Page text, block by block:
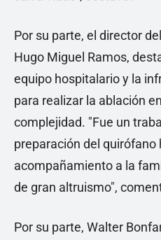
Por su parte, el director
Hugo Miguel Ramos,
equipo hospitalario y la
para realizar la ablación
complejidad. "Fue un
preparación del quirófano
acompañamiento a la
de gran altruismo",
Por su parte, Walter